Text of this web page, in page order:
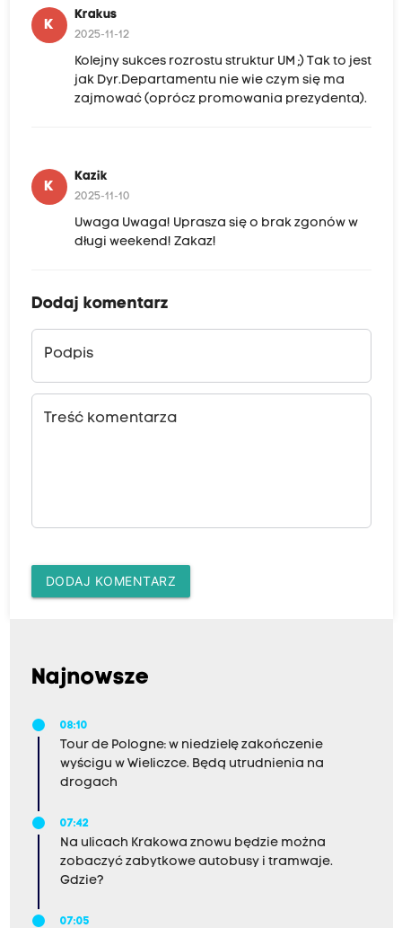
K
Krakus
2025-11-12
Kolejny sukces rozrostu struktur UM ;) Tak to jest
jak Dyr.Departamentu nie wie czym się ma
zajmować (oprócz promowania prezydenta).
K
Kazik
2025-11-10
Uwaga Uwaga! Uprasza się o brak zgonów w
długi weekend! Zakaz!
Dodaj komentarz
Podpis
Treść komentarza
DODAJ KOMENTARZ
Najnowsze
08:10
Tour de Pologne: w niedzielę zakończenie
wyścigu w Wieliczce. Będą utrudnienia na
drogach
07:42
Na ulicach Krakowa znowu będzie można
zobaczyć zabytkowe autobusy i tramwaje.
Gdzie?
07:05